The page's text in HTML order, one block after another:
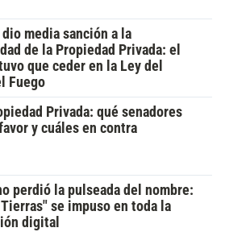
dio media sanción a la
de la Propiedad Privada: el
que ceder en la Ley del
Fuego
Privada: qué senadores
y cuáles en contra
perdió la pulseada del nombre:
Tierras" se impuso en toda la
digital